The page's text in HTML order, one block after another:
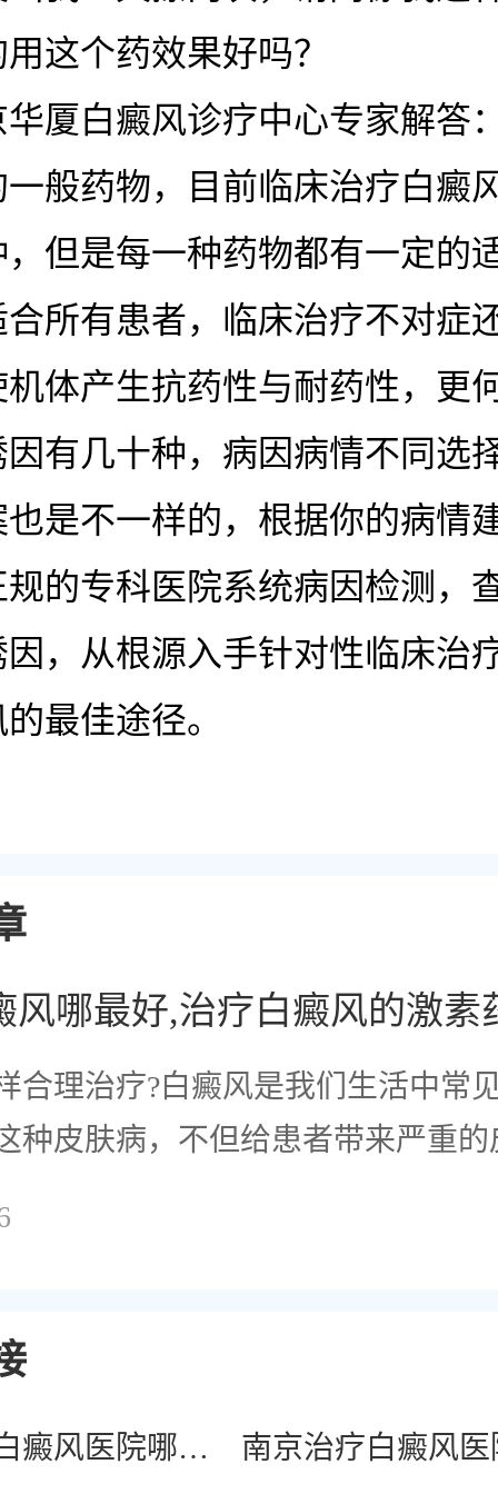
这个药效果好吗？
白癜风诊疗中心专家解答
般药物，目前临床治疗白癜
但是每一种药物都有一定的
所有患者，临床治疗不对症
体产生抗药性与耐药性，更
有几十种，病因病情不同选
是不一样的，根据你的病情
的专科医院系统病因检测，
，从根源入手针对性临床治
最佳途径。
风哪最好,治疗白癜风的激素
合理治疗?白癜风是我们生活中常
种皮肤病，不但给患者带来严重的
南京治疗白癜风医院哪家好